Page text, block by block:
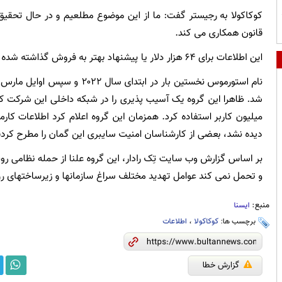
کوکاکولا به رجیستر گفت: ما از این موضوع مطلعیم و در حال
قانون همکاری می کند.
این اطلاعات برای ۶۴ هزار دلار یا پیشنهاد بهتر به فروش گذاشته شده اند.
نام استورموس نخستین بار
میلیون کاربر استفاده کرد. همزمان این گروه اعلام کرد اطلاعات
دیده نشد، بعضی از کارشناسان امنیت سایبری این گمان را مطرح
بر اساس گزارش وب سایت تِک رادار، این گروه علنا از حمله
و تحمل نمی کند عوامل تهدید مختلف سراغ سازمانها و زیرساختهای
منبع: ایسنا
برچسب ها: کوکاکولا، اطلاعات
گزارش خطا